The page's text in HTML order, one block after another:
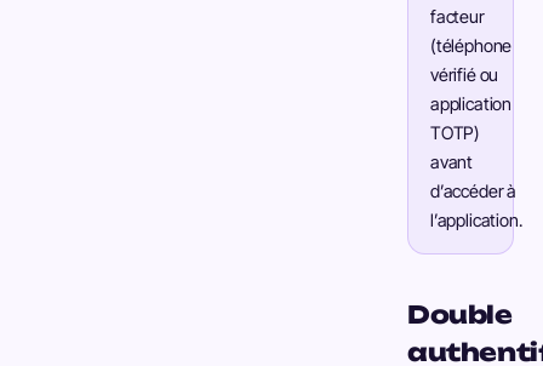
facteur
(téléphone
vérifié ou
application
TOTP)
avant
d’accéder à
l’application.
Double